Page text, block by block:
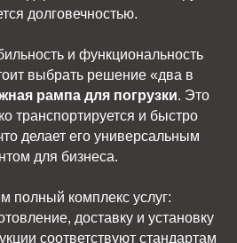
долговечностью.
и функциональность
выбрать решение «два в
рампа для погрузки. Это
транспортируется и быстро
делает его универсальным
для бизнеса.
полный комплекс услуг:
доставку и установку
соответствуют стандартам